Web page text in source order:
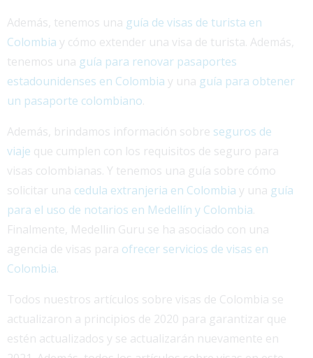
Además, tenemos una guía de visas de turista en
Colombia y cómo extender una visa de turista. Además,
tenemos una guía para renovar pasaportes
estadounidenses en Colombia y una guía para obtener
un pasaporte colombiano.
Además, brindamos información sobre seguros de
viaje que cumplen con los requisitos de seguro para
visas colombianas. Y tenemos una guía sobre cómo
solicitar una cedula extranjeria en Colombia y una guía
para el uso de notarios en Medellín y Colombia.
Finalmente, Medellin Guru se ha asociado con una
agencia de visas para ofrecer servicios de visas en
Colombia.
Todos nuestros artículos sobre visas de Colombia se
actualizaron a principios de 2020 para garantizar que
estén actualizados y se actualizarán nuevamente en